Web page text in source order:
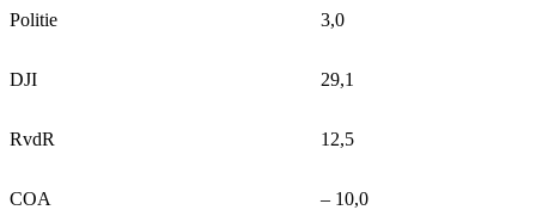
Politie 3,0
DJI 29,1
RvdR 12,5
COA ‒ 10,0